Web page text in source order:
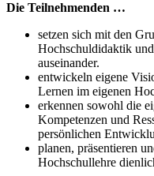
Die Teilnehmenden …
setzen sich mit den
Hochschuldidaktik
auseinander.
entwickeln eigene
Lernen im eigenen
erkennen sowohl die
Kompetenzen und
persönlichen
planen, präsentieren
Hochschullehre